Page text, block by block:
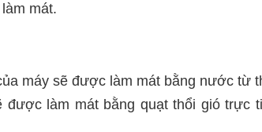
mát.
máy sẽ được làm mát bằng nước từ
được làm mát bằng quạt thổi gió